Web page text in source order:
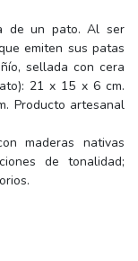
de un pato. Al ser
emiten sus patas
sellada con cera
21 x 15 x 6 cm.
Producto artesanal
maderas nativas
de tonalidad;